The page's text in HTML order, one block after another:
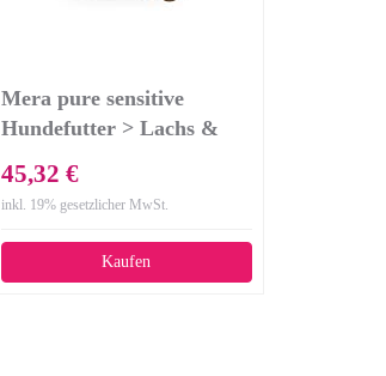
Mera pure sensitive
Hundefutter > Lachs &
nahrungssensible Hunde -
glutenfrei & hypoallergen
- Single Protein Futter
(12,5 kg)
45,32 €
inkl. 19% gesetzlicher MwSt.
Kaufen